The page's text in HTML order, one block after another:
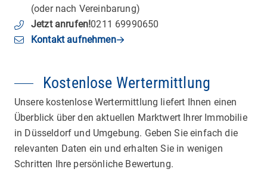
(oder nach Vereinbarung)
Jetzt anrufen!0211 69990650
Kontakt aufnehmen
Kostenlose Wertermittlung
Unsere kostenlose Wertermittlung liefert Ihnen einen
Überblick über den aktuellen Marktwert Ihrer Immobilie
in Düsseldorf und Umgebung. Geben Sie einfach die
relevanten Daten ein und erhalten Sie in wenigen
Schritten Ihre persönliche Bewertung.